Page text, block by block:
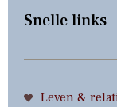
Snelle links
Leven &